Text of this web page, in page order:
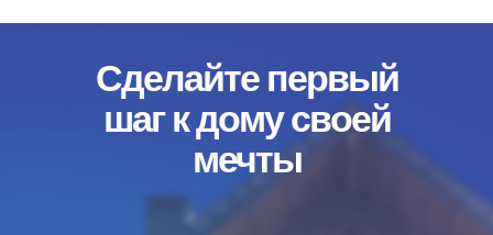
Сделайте первый
шаг к дому своей
мечты